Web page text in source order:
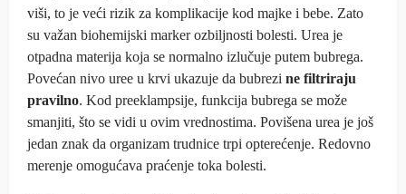
viši, to je veći rizik za komplikacije kod majke i bebe. Zato
su važan biohemijski marker ozbiljnosti bolesti. Urea je
otpadna materija koja se normalno izlučuje putem bubrega.
Povećan nivo uree u krvi ukazuje da bubrezi ne filtriraju
pravilno. Kod preeklampsije, funkcija bubrega se može
smanjiti, što se vidi u ovim vrednostima. Povišena urea je još
jedan znak da organizam trudnice trpi opterećenje. Redovno
merenje omogućava praćenje toka bolesti.